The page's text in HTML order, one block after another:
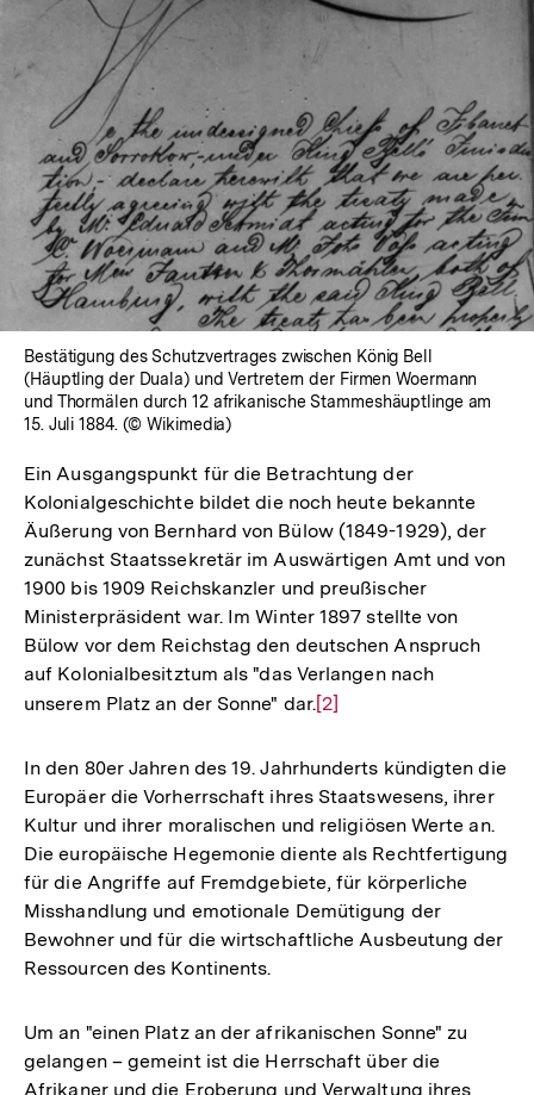
In
Lightbox
öffnen
Bestätigung des Schutzvertrages zwischen König Bell
(Häuptling der Duala) und Vertretern der Firmen Woermann
und Thormälen durch 12 afrikanische Stammeshäuptlinge am
15. Juli 1884. (© Wikimedia)
Ein Ausgangspunkt für die Betrachtung der
Kolonialgeschichte bildet die noch heute bekannte
Äußerung von Bernhard von Bülow (1849-1929), der
zunächst Staatssekretär im Auswärtigen Amt und von
1900 bis 1909 Reichskanzler und preußischer
Ministerpräsident war. Im Winter 1897 stellte von
Bülow vor dem Reichstag den deutschen Anspruch
auf Kolonialbesitztum als "das Verlangen nach
unserem Platz an der Sonne" dar.Zur
der
Fußnote
[2]
In den 80er Jahren des 19. Jahrhunderts kündigten die
Europäer die Vorherrschaft ihres Staatswesens, ihrer
Kultur und ihrer moralischen und religiösen Werte an.
Die europäische Hegemonie diente als Rechtfertigung
für die Angriffe auf Fremdgebiete, für körperliche
Misshandlung und emotionale Demütigung der
Bewohner und für die wirtschaftliche Ausbeutung der
Ressourcen des Kontinents.
Um an "einen Platz an der afrikanischen Sonne" zu
gelangen – gemeint ist die Herrschaft über die
Afrikaner und die Eroberung und Verwaltung ihres